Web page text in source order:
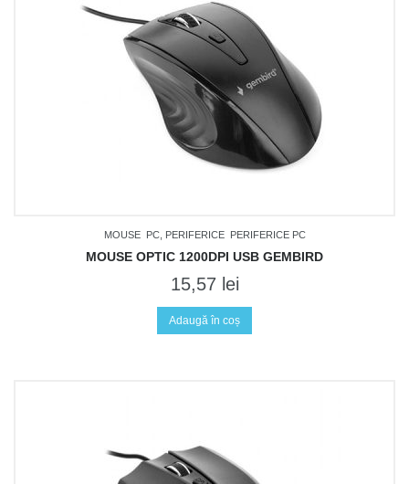
MOUSE PC, PERIFERICE PERIFERICE PC
MOUSE OPTIC 1200DPI USB GEMBIRD
15,57 lei
Adaugă în coș